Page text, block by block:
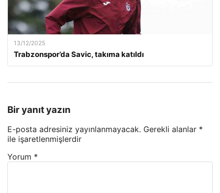
13/12/2025
Trabzonspor’da Savic, takıma katıldı
Bir yanıt yazın
E-posta adresiniz yayınlanmayacak. Gerekli alanlar *
ile işaretlenmişlerdir
Yorum *